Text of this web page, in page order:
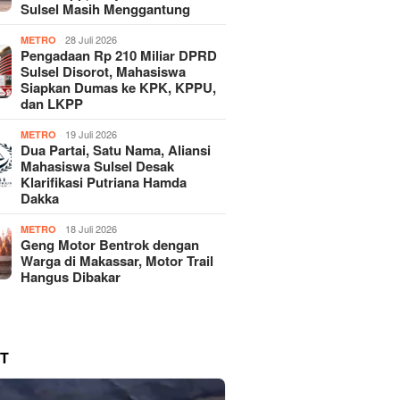
Sulsel Masih Menggantung
METRO 28 Juli 2026
Pengadaan Rp 210 Miliar DPRD
Sulsel Disorot, Mahasiswa
Siapkan Dumas ke KPK, KPPU,
dan LKPP
METRO 19 Juli 2026
Dua Partai, Satu Nama, Aliansi
Mahasiswa Sulsel Desak
Klarifikasi Putriana Hamda
Dakka
METRO 18 Juli 2026
Geng Motor Bentrok dengan
Warga di Makassar, Motor Trail
Hangus Dibakar